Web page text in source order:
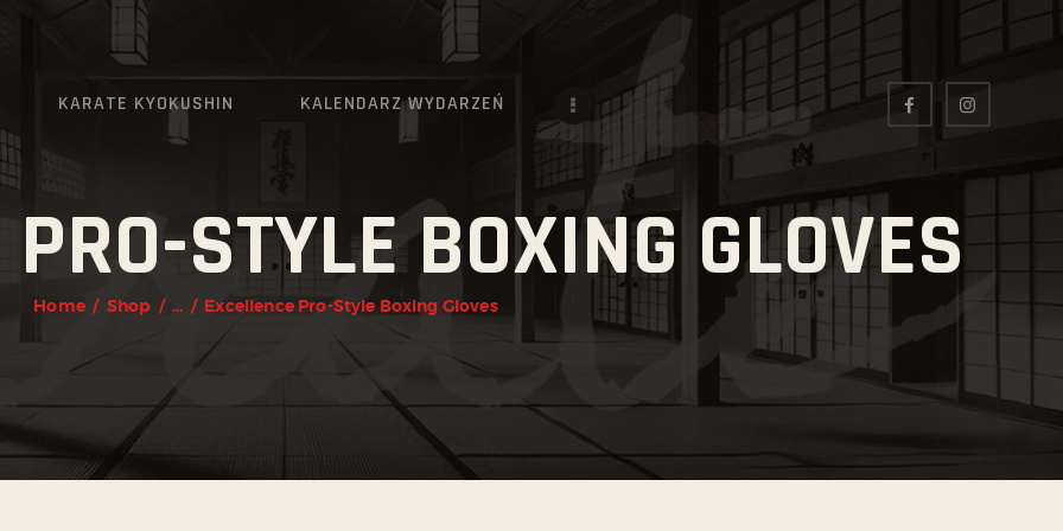
KARATE KYOKUSHIN KALENDARZ WYDARZEŃ
STYLE BOXING GLOVES
Home Shop ... Excellence Pro-Style Boxing Gloves
AKTUALNOŚCI
KARATE KYOKUSHIN
TRENINGI
ZAPISY
KONTAKT